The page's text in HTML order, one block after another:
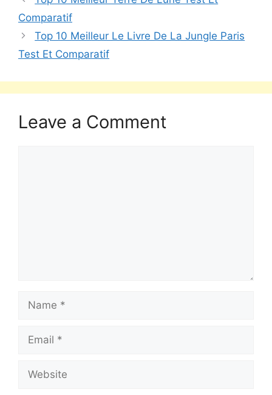
Comparatif
Top 10 Meilleur Le Livre De La Jungle Paris
Test Et Comparatif
Leave a Comment